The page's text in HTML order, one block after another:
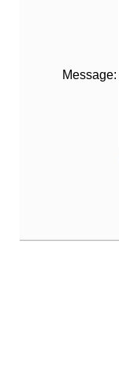
Message: